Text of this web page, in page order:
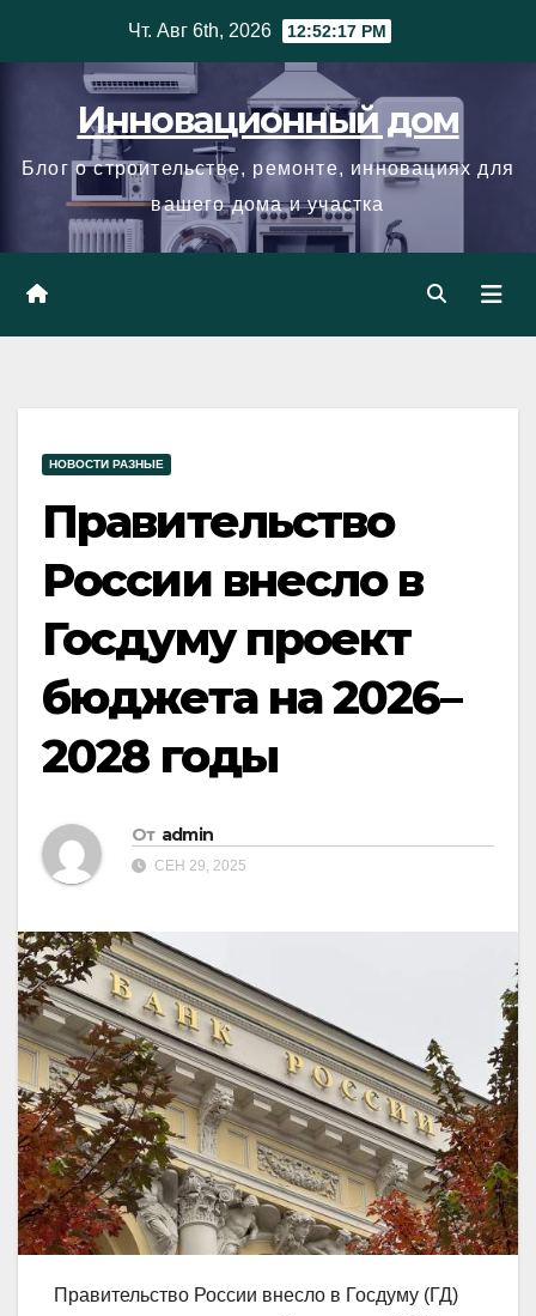
Чт. Авг 6th, 2026 12:52:18 PM
Инновационный дом
Блог о строительстве, ремонте, инновациях для
вашего дома и участка
НОВОСТИ РАЗНЫЕ
Правительство
России внесло в
Госдуму проект
бюджета на 2026–
2028 годы
От admin
СЕН 29, 2025
Правительство России внесло в Госдуму (ГД)